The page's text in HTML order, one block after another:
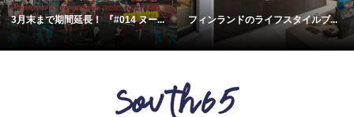
3月末まで期間延長！ 『#014 ヌー... フィンランドのライフスタイルブ...